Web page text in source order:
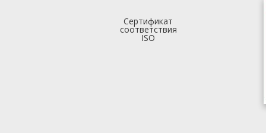
Сертификат
соответствия
ISO